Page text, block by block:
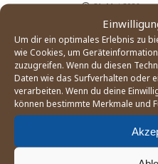
Um dir ein optimales Erlebnis zu
wie Cookies, um
zuzugreifen. Wenn du diesen
Daten wie das Surfverhalten oder
verarbeiten. Wenn du deine
können bestimmte Merkmale und
21. Mai 2026
England
»East